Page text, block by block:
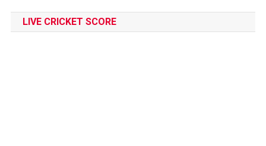
LIVE CRICKET SCORE